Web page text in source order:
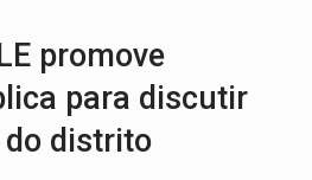
promove
para discutir
distrito